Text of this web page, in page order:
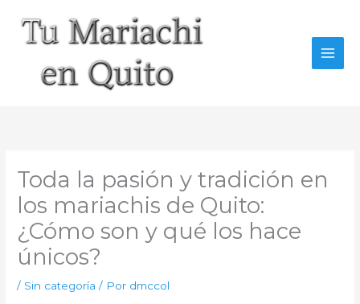
contenido
Toda la pasión y tradición en
los mariachis de Quito:
¿Cómo son y qué los hace
únicos?
/ Sin categoría / Por dmccol